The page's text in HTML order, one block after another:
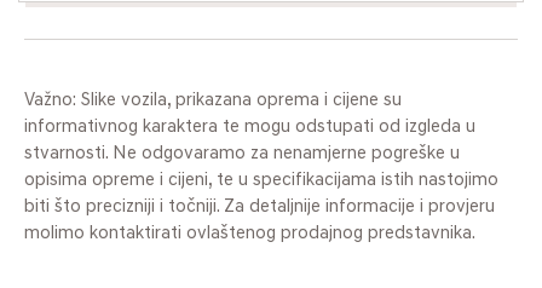
Važno: Slike vozila, prikazana oprema i cijene su
informativnog karaktera te mogu odstupati od izgleda u
stvarnosti. Ne odgovaramo za nenamjerne pogreške u
opisima opreme i cijeni, te u specifikacijama istih nastojimo
biti što precizniji i točniji. Za detaljnije informacije i provjeru
molimo kontaktirati ovlaštenog prodajnog predstavnika.